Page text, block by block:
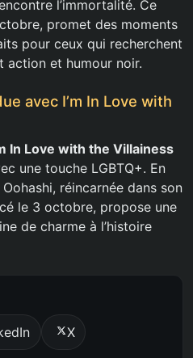
l’immortalité. Ce
promet des moments
pour ceux qui recherchent
action et humour noir.
avec I’m In Love with
In Love with the Villainess
une touche LGBTQ+. En
réincarnée dans son
le 3 octobre, propose une
de charme à l’histoire
X